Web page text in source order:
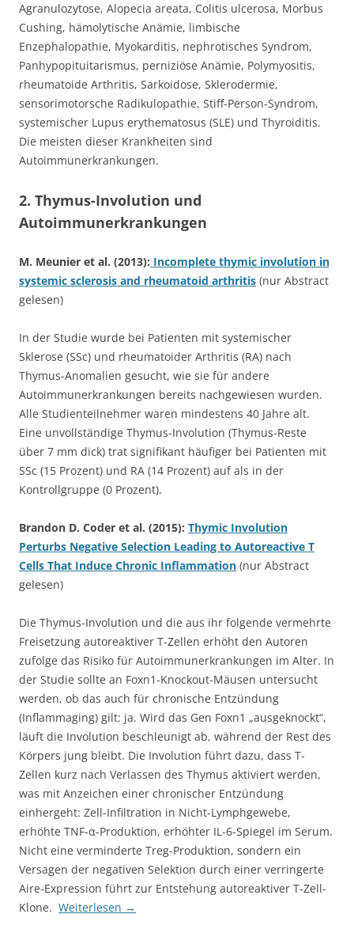
Agranulozytose, Alopecia areata, Colitis ulcerosa, Morbus
Cushing, hämolytische Anämie, limbische
Enzephalopathie, Myokarditis, nephrotisches Syndrom,
Panhypopituitarismus, perniziöse Anämie, Polymyositis,
rheumatoide Arthritis, Sarkoidose, Sklerodermie,
sensorimotorsche Radikulopathie, Stiff-Person-Syndrom,
systemischer Lupus erythematosus (SLE) und Thyroiditis.
Die meisten dieser Krankheiten sind
Autoimmunerkrankungen.
2. Thymus-Involution und
Autoimmunerkrankungen
M. Meunier et al. (2013): Incomplete thymic involution in
systemic sclerosis and rheumatoid arthritis (nur Abstract
gelesen)
In der Studie wurde bei Patienten mit systemischer
Sklerose (SSc) und rheumatoider Arthritis (RA) nach
Thymus-Anomalien gesucht, wie sie für andere
Autoimmunerkrankungen bereits nachgewiesen wurden.
Alle Studienteilnehmer waren mindestens 40 Jahre alt.
Eine unvollständige Thymus-Involution (Thymus-Reste
über 7 mm dick) trat signifikant häufiger bei Patienten mit
SSc (15 Prozent) und RA (14 Prozent) auf als in der
Kontrollgruppe (0 Prozent).
Brandon D. Coder et al. (2015): Thymic Involution
Perturbs Negative Selection Leading to Autoreactive T
Cells That Induce Chronic Inflammation (nur Abstract
gelesen)
Die Thymus-Involution und die aus ihr folgende vermehrte
Freisetzung autoreaktiver T-Zellen erhöht den Autoren
zufolge das Risiko für Autoimmunerkrankungen im Alter. In
der Studie sollte an Foxn1-Knockout-Mäusen untersucht
werden, ob das auch für chronische Entzündung
(Inflammaging) gilt: ja. Wird das Gen Foxn1 „ausgeknockt“,
läuft die Involution beschleunigt ab, während der Rest des
Körpers jung bleibt. Die Involution führt dazu, dass T-
Zellen kurz nach Verlassen des Thymus aktiviert werden,
was mit Anzeichen einer chronischer Entzündung
einhergeht: Zell-Infiltration in Nicht-Lymphgewebe,
erhöhte TNF-α-Produktion, erhöhter IL-6-Spiegel im Serum.
Nicht eine verminderte Treg-Produktion, sondern ein
Versagen der negativen Selektion durch einer verringerte
Aire-Expression führt zur Entstehung autoreaktiver T-Zell-
Klone. Weiterlesen →